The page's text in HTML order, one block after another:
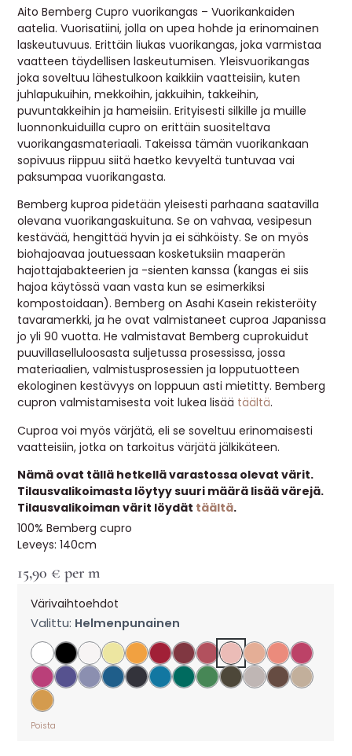
Aito Bemberg Cupro vuorikangas – Vuorikankaiden
aatelia. Vuorisatiini, jolla on upea hohde ja erinomainen
laskeutuvuus. Erittäin liukas vuorikangas, joka varmistaa
vaatteen täydellisen laskeutumisen. Yleisvuorikangas
joka soveltuu lähestulkoon kaikkiin vaatteisiin, kuten
juhlapukuihin, mekkoihin, jakkuihin, takkeihin,
puvuntakkeihin ja hameisiin. Erityisesti silkille ja muille
luonnonkuiduilla cupro on erittäin suositeltava
vuorikangasmateriaali. Takeissa tämän vuorikankaan
sopivuus riippuu siitä haetko kevyeltä tuntuvaa vai
paksumpaa vuorikangasta.
Bemberg kuproa pidetään yleisesti parhaana saatavilla
olevana vuorikangaskuituna. Se on vahvaa, vesipesun
kestävää, hengittää hyvin ja ei sähköisty. Se on myös
biohajoavaa joutuessaan kosketuksiin maaperän
hajottajabakteerien ja -sienten kanssa (kangas ei siis
hajoa käytössä vaan vasta kun se esimerkiksi
kompostoidaan). Bemberg on Asahi Kasein rekisteröity
tavaramerkki, ja he ovat valmistaneet cuproa Japanissa
jo yli 90 vuotta. He valmistavat Bemberg cuprokuidut
puuvillaselluloosasta suljetussa prosessissa, jossa
materiaalien, valmistusprosessien ja lopputuotteen
ekologinen kestävyys on loppuun asti mietitty. Bemberg
cupron valmistamisesta voit lukea lisää täältä.
Cuproa voi myös värjätä, eli se soveltuu erinomaisesti
vaatteisiin, jotka on tarkoitus värjätä jälkikäteen.
Nämä ovat tällä hetkellä varastossa olevat värit.
Tilausvalikoimasta löytyy suuri määrä lisää värejä.
Tilausvalikoiman värit löydät täältä.
100% Bemberg cupro
Leveys: 140cm
15,90 € per m
Värivaihtoehdot
Valittu: Helmenpunainen
Poista